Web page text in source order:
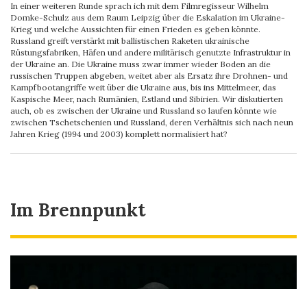
In einer weiteren Runde sprach ich mit dem Filmregisseur Wilhelm
Domke-Schulz aus dem Raum Leipzig über die Eskalation im Ukraine-
Krieg und welche Aussichten für einen Frieden es geben könnte.
Russland greift verstärkt mit ballistischen Raketen ukrainische
Rüstungsfabriken, Häfen und andere militärisch genutzte Infrastruktur in
der Ukraine an. Die Ukraine muss zwar immer wieder Boden an die
russischen Truppen abgeben, weitet aber als Ersatz ihre Drohnen- und
Kampfbootangriffe weit über die Ukraine aus, bis ins Mittelmeer, das
Kaspische Meer, nach Rumänien, Estland und Sibirien. Wir diskutierten
auch, ob es zwischen der Ukraine und Russland so laufen könnte wie
zwischen Tschetschenien und Russland, deren Verhältnis sich nach neun
Jahren Krieg (1994 und 2003) komplett normalisiert hat?
Im Brennpunkt